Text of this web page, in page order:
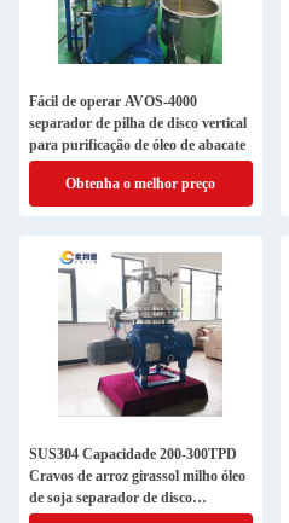
Fácil de operar AVOS-4000
separador de pilha de disco vertical
para purificação de óleo de abacate
Obtenha o melhor preço
SUS304 Capacidade 200-300TPD
Cravos de arroz girassol milho óleo
de soja separador de disco
centrífuga